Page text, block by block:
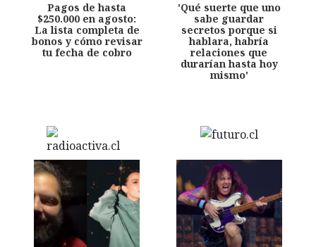
Pagos de hasta
$250.000 en agosto:
La lista completa de
bonos y cómo revisar
tu fecha de cobro
'Qué suerte que uno
sabe guardar
secretos porque si
hablara, habría
relaciones que
durarían hasta hoy
mismo'